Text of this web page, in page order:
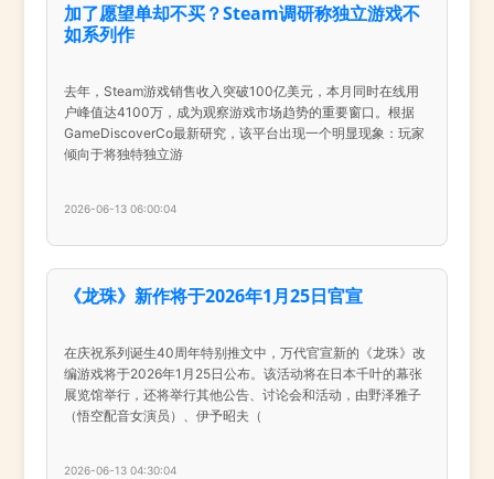
加了愿望单却不买？Steam调研称独立游戏不
如系列作
去年，Steam游戏销售收入突破100亿美元，本月同时在线用
户峰值达4100万，成为观察游戏市场趋势的重要窗口。根据
GameDiscoverCo最新研究，该平台出现一个明显现象：玩家
倾向于将独特独立游
2026-06-13 06:00:04
《龙珠》新作将于2026年1月25日官宣
在庆祝系列诞生40周年特别推文中，万代官宣新的《龙珠》改
编游戏将于2026年1月25日公布。该活动将在日本千叶的幕张
展览馆举行，还将举行其他公告、讨论会和活动，由野泽雅子
（悟空配音女演员）、伊予昭夫（
2026-06-13 04:30:04